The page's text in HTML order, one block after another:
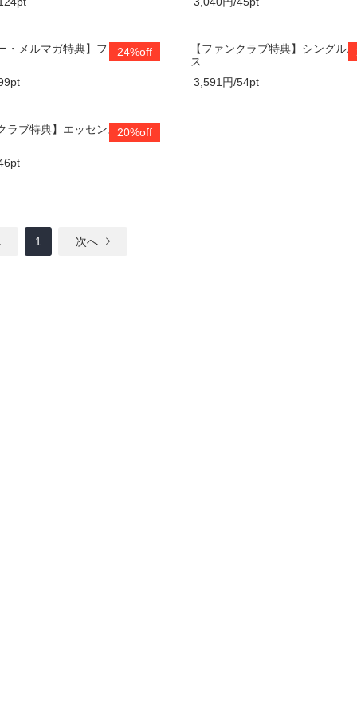
24%off
・メルマガ特典】フェミニン
【ファンクラブ特典】シングル
ス..
3,591円/54pt
20%off
ラブ特典】エッセンスクリー
1 次へ